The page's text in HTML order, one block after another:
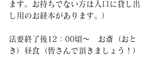
ます。お持ちでない方は入口に貸し出
し用のお経本があります。）
法要終了後12：00頃～　お斎（おと
き）昼食（皆さんで頂きましょう！）